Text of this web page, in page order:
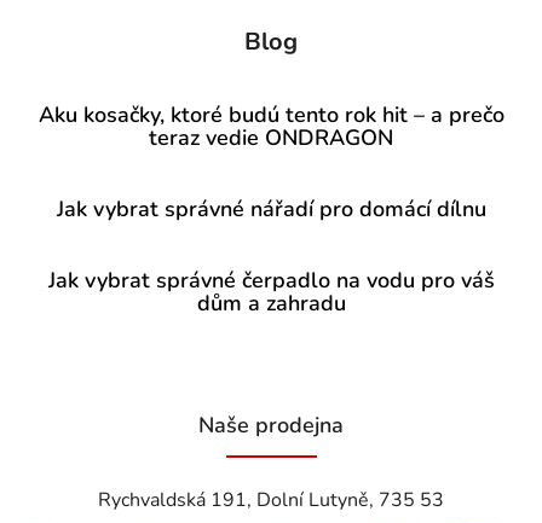
Blog
Aku kosačky, ktoré budú tento rok hit – a prečo
teraz vedie ONDRAGON
Jak vybrat správné nářadí pro domácí dílnu
Jak vybrat správné čerpadlo na vodu pro váš
dům a zahradu
Naše prodejna
Rychvaldská 191, Dolní Lutyně, 735 53